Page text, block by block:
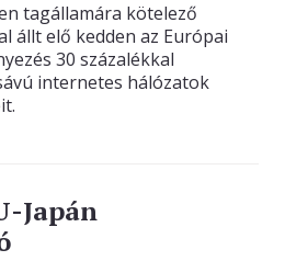
tagállamára kötelező
állt elő kedden az Európai
30 százalékkal
internetes hálózatok
Japán